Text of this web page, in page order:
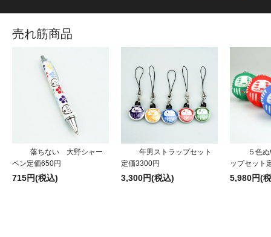
売れ筋商品
落ちない 大野シャー
ペン定価650円
715円(税込)
年男ストラップセット
定価3300円
3,300円(税込)
５色
ップセット
5,980円(